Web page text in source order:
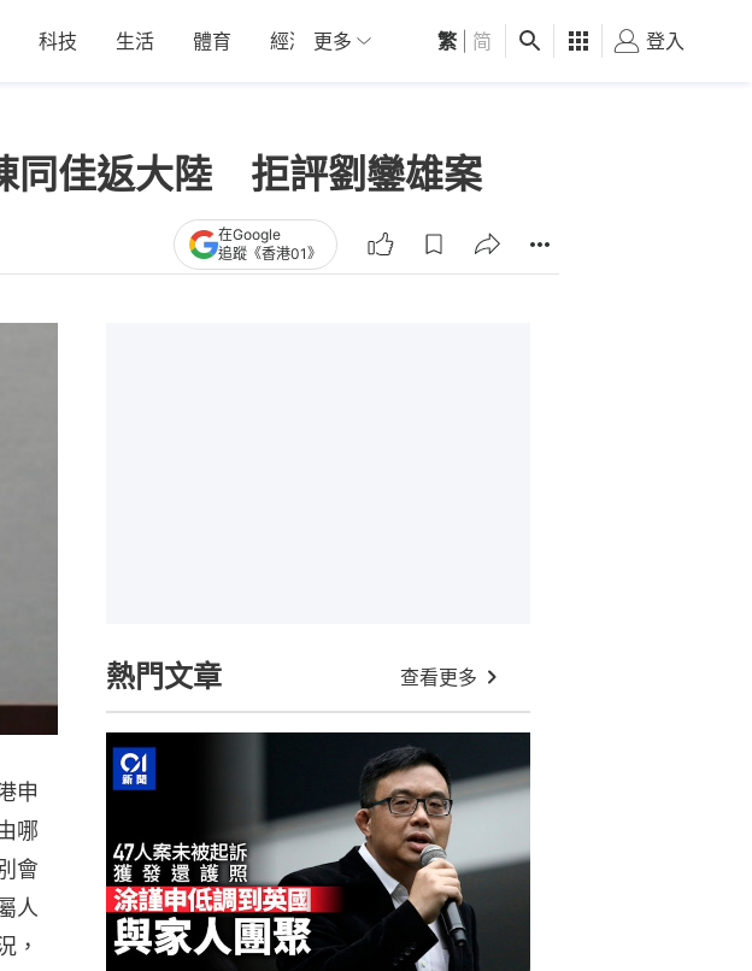
科技 生活 體育 經濟 01深圳 觀點 健康 好食玩飛
更多 繁 简 登入
同佳返大陸 拒評劉鑾雄案
在Google
追蹤《香港01》
申
哪
會
人
，
熱門文章 查看更多